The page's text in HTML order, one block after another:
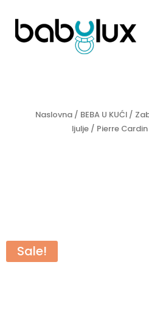
Naslovna/ BEBA U KUĆI/
ljulje/ Pierre
Sale!